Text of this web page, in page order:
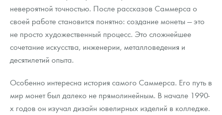
невероятной точностью. После рассказов Саммерса о
своей работе становится понятно: создание монеты — это
не просто художественный процесс. Это сложнейшее
сочетание искусства, инженерии, металловедения и
десятилетий опыта.
Особенно интересна история самого Саммерса. Его путь в
мир монет был далеко не прямолинейным. В начале 1990-
х годов он изучал дизайн ювелирных изделий в колледже.